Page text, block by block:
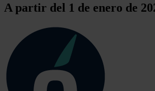
A partir del 1 de enero de